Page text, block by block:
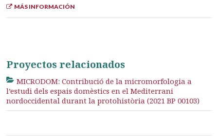
MÁS INFORMACIÓN
Proyectos relacionados
MICRODOM: Contribució de la micromorfologia a
l’estudi dels espais domèstics en el Mediterrani
nordoccidental durant la protohistòria (2021 BP 00103)